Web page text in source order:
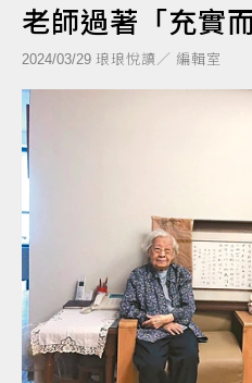
老師過著「充實
2024/03/29 琅琅悅讀／ 編輯室